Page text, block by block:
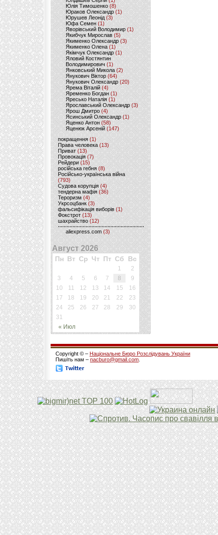
Юлія Тимошенко (8)
Юраков Олександр (1)
Юрушев Леонід (3)
Юфа Семен (1)
Яворівський Володимир (1)
Якибчук Мирослав (5)
Якименко Олександр (3)
Якименко Олена(1)
Якімчук Олександр (1)
Яловий Костянтин
Володимирович (1)
Янковський Микола(2)
Янукович Віктор (64)
Янукович Олександр(20)
Ярема Віталій(4)
Яременко Богдан(1)
Яресько Наталія(1)
Ярославський Олександр (3)
Ярош Дмитро (4)
Ясинський Олександр (1)
Яценко Антон(58)
Яценюк Арсеній (147)
покращення (1)
Права человека(13)
Приват (13)
Провокація (7)
Рейдери (15)
російська гебня (8)
Російсько-українська війна
(793)
Судова корупція (4)
тендерна мафія (36)
Тероризм (4)
Укрсоцбанк (3)
фальсифікація виборів (1)
Фокстрот(13)
шахрайство (12)
aliexpress.com (3)
Август 2026
Пн Вт Ср Чт Пт Сб Вс
« Июл
1
2
3
4 5 6 7 8
9
10
11 12 13 14 15
16
17
18 19 20 21 22
23
24
25 26 27 28 29
30
31
Copyright © – Національне Бюро Розслідувань України
Пишіть нам – nacburo@gmail.com